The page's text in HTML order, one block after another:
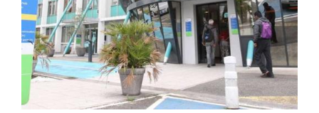
EN SAVOIR PLUS